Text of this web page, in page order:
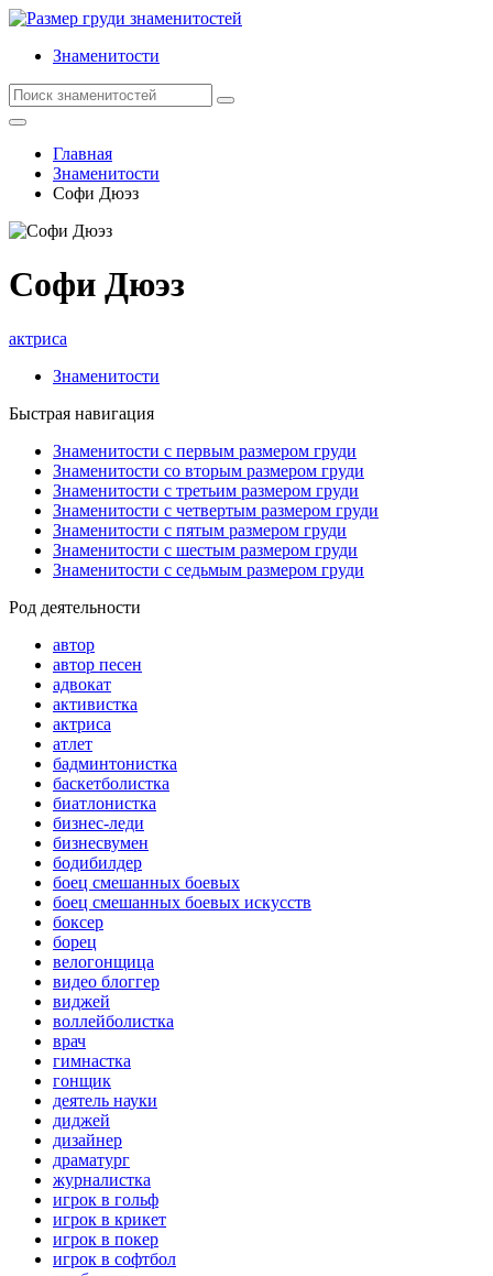
Знаменитости
Главная
Знаменитости
Софи Дюэз
Софи Дюэз
актриса
Знаменитости
Быстрая навигация
Знаменитости с первым размером груди
Знаменитости со вторым размером груди
Знаменитости с третьим размером груди
Знаменитости с четвертым размером груди
Знаменитости с пятым размером груди
Знаменитости с шестым размером груди
Знаменитости с седьмым размером груди
Род деятельности
автор
автор песен
адвокат
активистка
актриса
атлет
бадминтонистка
баскетболистка
биатлонистка
бизнес-леди
бизнесвумен
бодибилдер
боец смешанных боевых
боец смешанных боевых искусств
боксер
борец
велогонщица
видео блоггер
виджей
воллейболистка
врач
гимнастка
гонщик
деятель науки
диджей
дизайнер
драматург
журналистка
игрок в гольф
игрок в крикет
игрок в покер
игрок в софтбол